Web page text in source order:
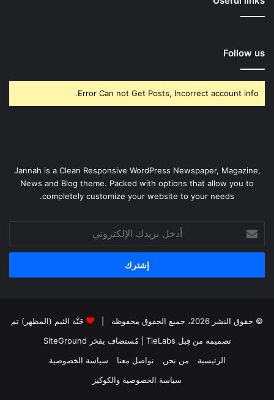
Follow us
Error Can not Get Posts, Incorrect account info.
Jannah is a Clean Responsive WordPress Newspaper, Magazine,
News and Blog theme. Packed with options that allow you to
completely customize your website to your needs.
بريدك
الإلكتروني
© حقوق النشر 2026، جميع الحقوق محفوظة |
جَنَّة الثيم (المظهر) تم
تصميمه من قِبل TieLabs
| مُستضاف بفخر SiteGround
الرئيسية
من نحن تواصل معنا
سياسة الخصوصية
سياسة الخصوصية والكوكيز